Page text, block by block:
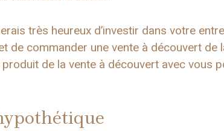
très heureux d’investir dans votre
de commander une vente à découvert de
de la vente à découvert avec vous